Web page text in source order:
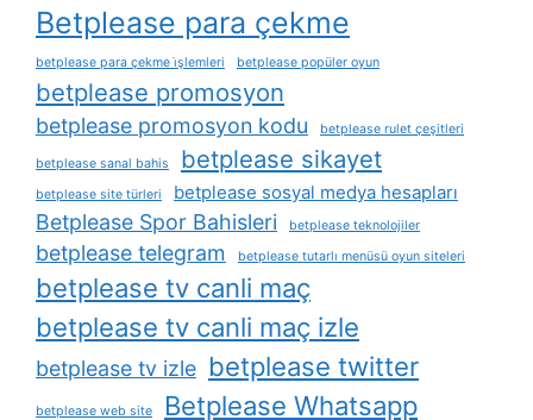
Betplease para çekme
betplease para çekme i̇şlemleri betplease popüler oyun
betplease promosyon
betplease promosyon kodu betplease rulet çeşitleri
betplease sanal bahis betplease sikayet
betplease site türleri betplease sosyal medya hesapları
Betplease Spor Bahisleri betplease teknolojiler
betplease telegram betplease tutarlı menüsü oyun siteleri
betplease tv canli maç
betplease tv canli maç izle
betplease tv izle betplease twitter
betplease web site Betplease Whatsapp